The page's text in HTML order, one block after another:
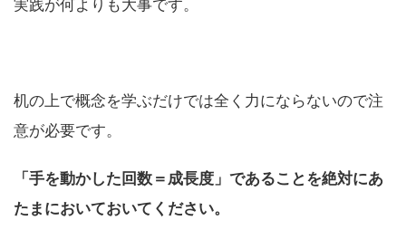
実践が何よりも大事です。
机の上で概念を学ぶだけでは全く力にならないので注
意が必要です。
「手を動かした回数＝成長度」であることを絶対にあ
たまにおいておいてください。